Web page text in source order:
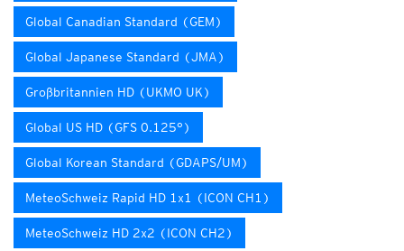
Global Canadian Standard (GEM)
Global Japanese Standard (JMA)
Großbritannien HD (UKMO UK)
Global US HD (GFS 0.125°)
Global Korean Standard (GDAPS/UM)
MeteoSchweiz Rapid HD 1x1 (ICON CH1)
MeteoSchweiz HD 2x2 (ICON CH2)